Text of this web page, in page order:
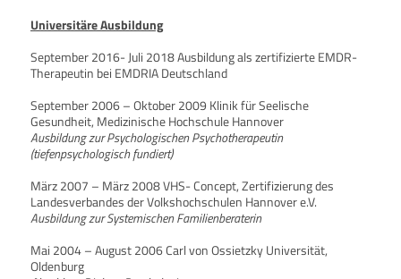
Universitäre Ausbildung
September 2016- Juli 2018 Ausbildung als zertifizierte EMDR-
Therapeutin bei EMDRIA Deutschland
September 2006 – Oktober 2009 Klinik für Seelische
Gesundheit, Medizinische Hochschule Hannover
Ausbildung zur Psychologischen Psychotherapeutin​
(tiefenpsychologisch fundiert)
März 2007 – März 2008 VHS- Concept, Zertifizierung des
Landesverbandes der Volkshochschulen Hannover e.V.
Ausbildung zur Systemischen Familienberaterin
Mai 2004 – August 2006 Carl von Ossietzky Universität,
Oldenburg